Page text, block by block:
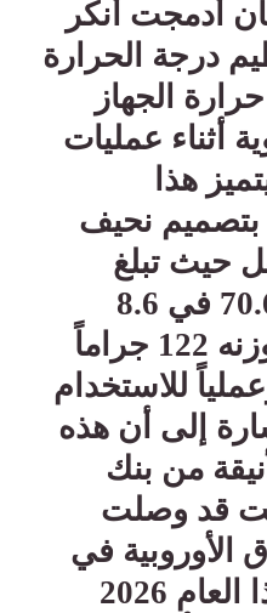
أدمجت أنكر
درجة الحرارة
الجهاز
مئوية أثناء عمليات
هذا
بتصميم نحيف
حيث تبلغ
أبعاده 102.1 في 70.6 في 8.6
مليمتر ولا يتجاوز وزنه 122 جراماً
للاستخدام
إلى أن هذه
من بنك
قد وصلت
الأوروبية في
وقت سابق من هذا العام 2026